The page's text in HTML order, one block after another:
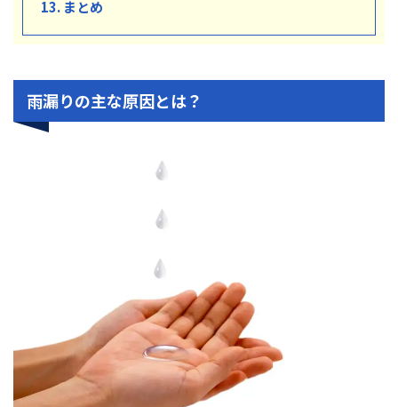
13. まとめ
雨漏りの主な原因とは？